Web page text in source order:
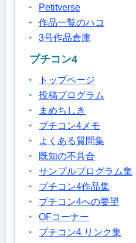
Petitverse
作品一覧のハコ
3号作品倉庫
プチコン4
トップページ
投稿プログラム
まめちしき
プチコン4メモ
よくある質問集
既知の不具合
サンプルプログラム集
プチコン4作品集
プチコン4への要望
OFコーナー
プチコン4 リンク集